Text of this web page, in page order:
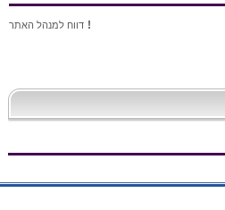
! דווח למנהל האתר